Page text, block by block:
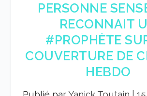
PERSONNE
RECONNAIT
#PROPHÈTE
COUVERTURE DE
HEBDO